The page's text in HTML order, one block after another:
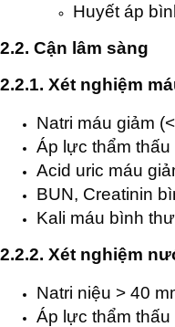
Huyết áp
2.2. Cận lâm sàng
2.2.1. Xét nghiệm
Natri máu giảm
Áp lực thẩm
Acid uric máu
BUN, Creatinin
Kali máu bình
2.2.2. Xét nghiệm
Natri niệu > 40
Áp lực thẩm